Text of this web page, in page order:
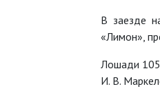
В заезде
«Лимон»,
Лошади
И. В.